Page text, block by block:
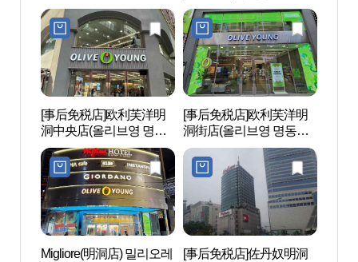
지널스 명동)
[事后免税店]欧利芙洋明
洞中央店(올리브영 명동
중앙점)
[事后免税店]欧利芙洋明
洞街店(올리브영 명동거
리점)
Migliore(明洞店) 밀리오레
[事后免税店]佐丹奴明洞